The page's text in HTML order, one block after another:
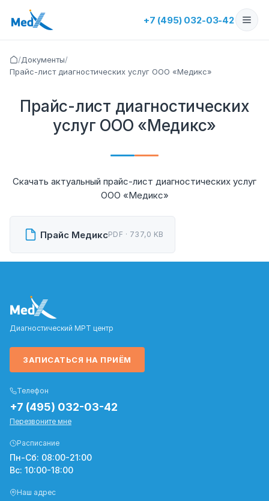
+7 (495) 032-03-42
/Документы/
Прайс-лист диагностических услуг ООО «Медикс»
Прайс-лист диагностических
услуг ООО «Медикс»
Скачать актуальный прайс-лист диагностических услуг
ООО «Медикс»
Прайс МедиксPDF · 737,0 KB
Диагностический МРТ центр
ЗАПИСАТЬСЯ НА ПРИЁМ
Телефон
+7 (495) 032-03-42
Перезвоните мне
Расписание
Пн-Сб: 08:00-21:00
Вс: 10:00-18:00
Наш адрес